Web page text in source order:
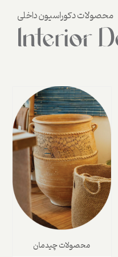
محصولات دکوراسیون داخلی
محصولات چیدمان